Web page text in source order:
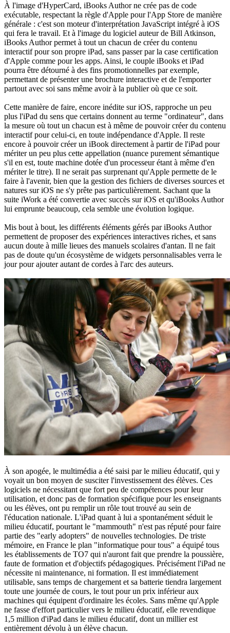
À l'image d'HyperCard, iBooks Author ne crée pas de code
exécutable, respectant la règle d'Apple pour l'App Store de manière
générale : c'est son moteur d'interprétation JavaScript intégré à iOS
qui fera le travail. Et à l'image du logiciel auteur de Bill Atkinson,
iBooks Author permet à tout un chacun de créer du contenu
interactif pour son propre iPad, sans passer par la case certification
d'Apple comme pour les apps. Ainsi, le couple iBooks et iPad
pourra être détourné à des fins promotionnelles par exemple,
permettant de présenter une brochure interactive et de l'emporter
partout avec soi sans même avoir à la publier où que ce soit.
Cette manière de faire, encore inédite sur iOS, rapproche un peu
plus l'iPad du sens que certains donnent au terme "ordinateur", dans
la mesure où tout un chacun est à même de pouvoir créer du contenu
interactif pour celui-ci, en toute indépendance d'Apple. Il reste
encore à pouvoir créer un iBook directement à partir de l'iPad pour
mériter un peu plus cette appellation (nuance purement sémantique
s'il en est, toute machine dotée d'un processeur étant à même d'en
mériter le titre). Il ne serait pas surprenant qu'Apple permette de le
faire à l'avenir, bien que la gestion des fichiers de diverses sources et
natures sur iOS ne s'y prête pas particulièrement. Sachant que la
suite iWork a été convertie avec succès sur iOS et qu'iBooks Author
lui emprunte beaucoup, cela semble une évolution logique.
Mis bout à bout, les différents éléments gérés par iBooks Author
permettent de proposer des expériences interactives riches, et sans
aucun doute à mille lieues des manuels scolaires d'antan. Il ne fait
pas de doute qu'un écosystème de widgets personnalisables verra le
jour pour ajouter autant de cordes à l'arc des auteurs.
À son apogée, le multimédia a été saisi par le milieu éducatif, qui y
voyait un bon moyen de susciter l'investissement des élèves. Ces
logiciels ne nécessitant que fort peu de compétences pour leur
utilisation, et donc pas de formation spécifique pour les enseignants
ou les élèves, ont pu remplir un rôle tout trouvé au sein de
l'éducation nationale. L'iPad quant à lui a spontanément séduit le
milieu éducatif, pourtant le "mammouth" n'est pas réputé pour faire
partie des "early adopters" de nouvelles technologies. De triste
mémoire, en France le plan "informatique pour tous" a équipé tous
les établissements de TO7 qui n'auront fait que prendre la poussière,
faute de formation et d'objectifs pédagogiques. Précisément l'iPad ne
nécessite ni maintenance, ni formation. Il est immédiatement
utilisable, sans temps de chargement et sa batterie tiendra largement
toute une journée de cours, le tout pour un prix inférieur aux
machines qui équipent d'ordinaire les écoles. Sans même qu'Apple
ne fasse d'effort particulier vers le milieu éducatif, elle revendique
1,5 million d'iPad dans le milieu éducatif, dont un millier est
entièrement dévolu à un élève chacun.